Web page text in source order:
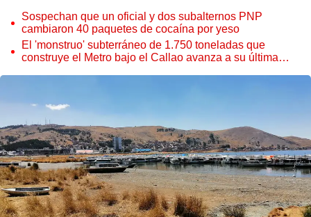
Sospechan que un oficial y dos subalternos PNP
cambiaron 40 paquetes de cocaína por yeso
El 'monstruo' subterráneo de 1.750 toneladas que
construye el Metro bajo el Callao avanza a su última